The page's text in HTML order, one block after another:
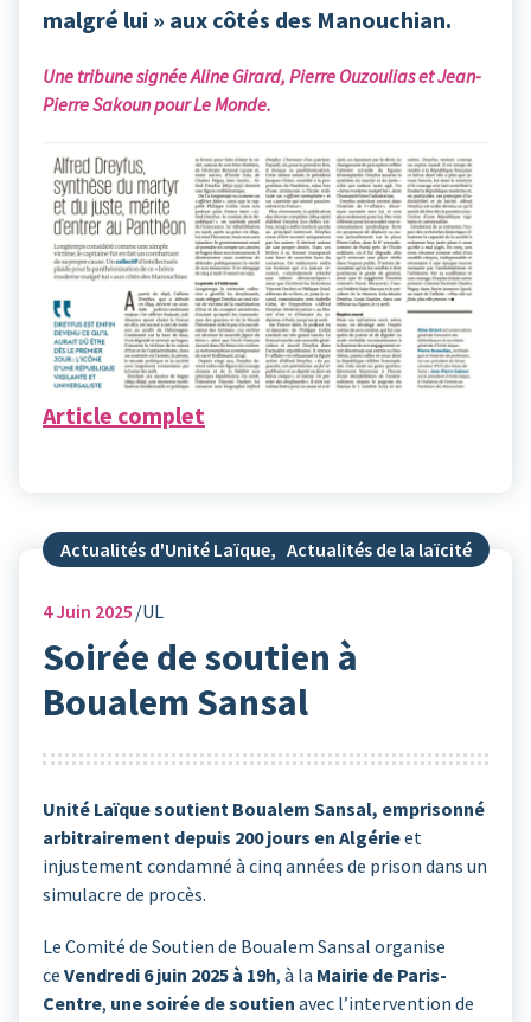
malgré lui » aux côtés des Manouchian.
Une tribune signée Aline Girard, Pierre Ouzoulias et Jean-
Pierre Sakoun pour Le Monde.
Article complet
Actualités d'Unité Laïque, Actualités de la laïcité
4Juin 2025 UL
Soirée de soutien à
Boualem Sansal
Unité Laïque soutient Boualem Sansal, emprisonné
arbitrairement depuis 200 jours en Algérieet
injustement condamné à cinq années de prison dans un
simulacre de procès.
Le Comité de Soutien de Boualem Sansal organise
ce Vendredi 6 juin 2025 à 19h, à la Mairie de Paris-
Centre, une soirée de soutien avec l’intervention de